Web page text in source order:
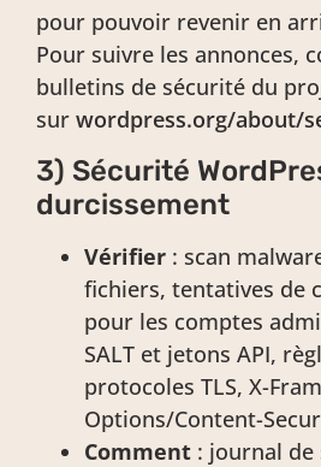
pour pouvoir revenir en
Pour suivre les annonces,
bulletins de sécurité du
sur wordpress.org/about/
3) Sécurité
durcissement
Vérifier : scan
fichiers, tentatives de
pour les comptes
SALT et jetons API,
protocoles TLS, X-
Options/Content-
Comment : journal